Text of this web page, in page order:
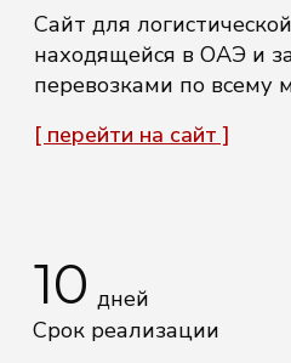
10
Срок реализации
дней